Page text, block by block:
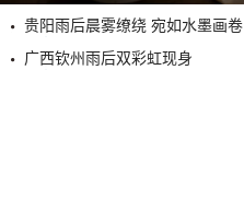
贵阳雨后晨雾缭绕 宛如水墨画卷
广西钦州雨后双彩虹现身